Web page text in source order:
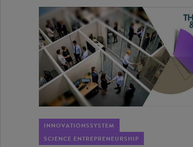
INNOVATIONSSYSTEM
SCIENCE ENTREPRENEURSHIP